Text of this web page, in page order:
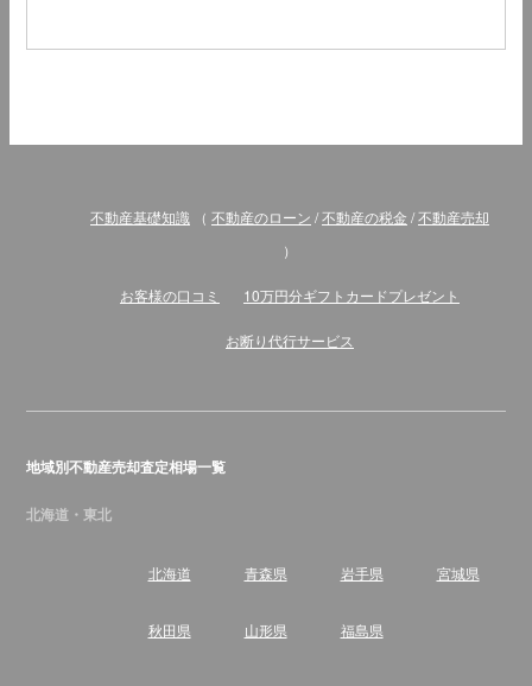
不動産基礎知識 （ 不動産のローン /不動産の税金 /不動産売却
）
お客様の口コミ 10万円分ギフトカードプレゼント
お断り代行サービス
地域別不動産売却査定相場一覧
北海道・東北
北海道 青森県 岩手県 宮城県
秋田県 山形県 福島県